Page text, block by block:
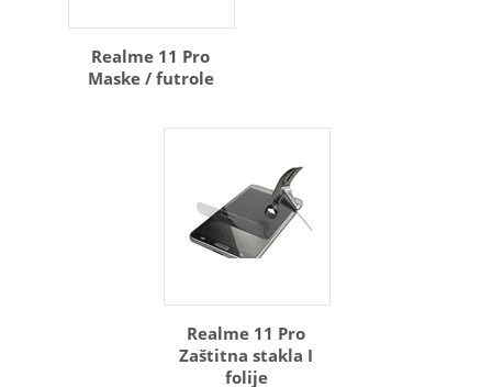
Realme 11 Pro
Maske / futrole
Realme 11 Pro
Zaštitna stakla I
folije